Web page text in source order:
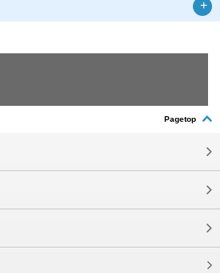
Pagetop